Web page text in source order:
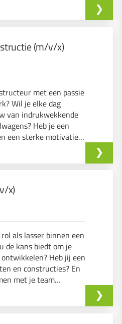
(m/v/x)
met een passie
Wil je elke dag
van indrukwekkende
Heb je een
een sterke motivatie
x)
als lasser binnen een
de kans biedt om je
Heb jij een
en constructies? En
met je team